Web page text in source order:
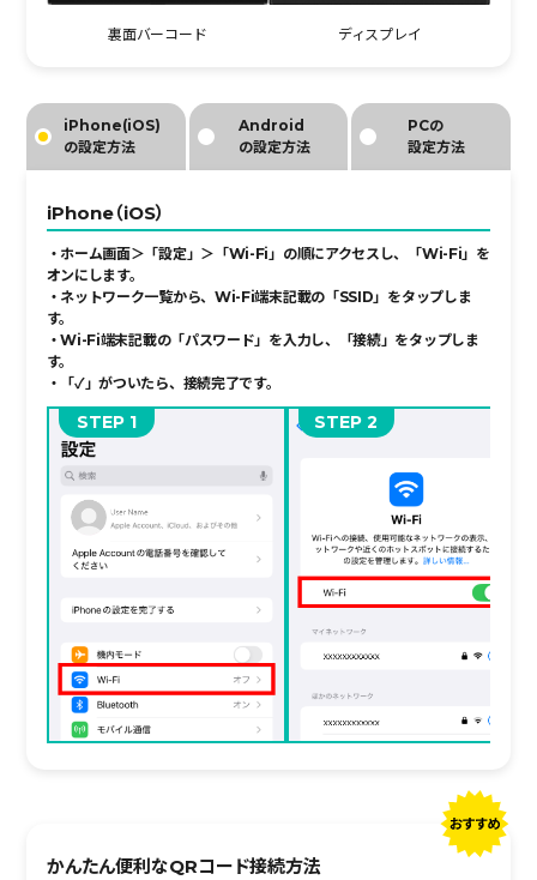
裏面バーコード ディスプレイ
iPhone(iOS)
の設定方法
Android
の設定方法
PCの
設定方法
iPhone（iOS）
・ホーム画面＞「設定」＞「Wi-Fi」の順にアクセスし、「Wi-Fi」を
オンにします。
・ネットワーク一覧から、Wi-Fi端末記載の「SSID」をタップしま
す。
・Wi-Fi端末記載の「パスワード」を入力し、「接続」をタップしま
す。
・「✓」がついたら、接続完了です。
STEP STEP
かんたん便利なQRコード接続方法